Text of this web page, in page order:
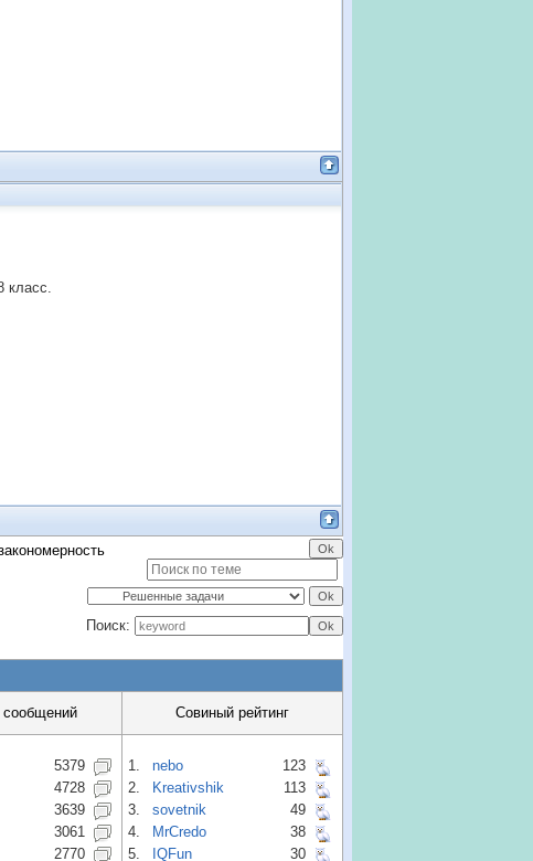
класс.
Поиск:
сообщений Совиный рейтинг
5379
4728
3639
3061
2770
1. nebo
123
2.
Kreativshik
113
3.
sovetnik
49
4.
MrCredo
38
5.
IQFun 30